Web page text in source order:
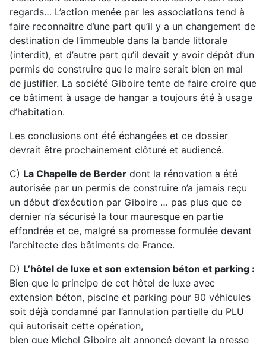
regards… L’action menée par les associations tend à
faire reconnaître d’une part qu’il y a un changement de
destination de l’immeuble dans la bande littorale
(interdit), et d’autre part qu’il devait y avoir dépôt d’un
permis de construire que le maire serait bien en mal
de justifier. La société Giboire tente de faire croire que
ce bâtiment à usage de hangar a toujours été à usage
d’habitation.
Les conclusions ont été échangées et ce dossier
devrait être prochainement clôturé et audiencé.
C) La Chapelle de Berder dont la rénovation a été
autorisée par un permis de construire n’a jamais reçu
un début d’exécution par Giboire … pas plus que ce
dernier n’a sécurisé la tour mauresque en partie
effondrée et ce, malgré sa promesse formulée devant
l’architecte des bâtiments de France.
D) L’hôtel de luxe et son extension béton et parking :
Bien que le principe de cet hôtel de luxe avec
extension béton, piscine et parking pour 90 véhicules
soit déjà condamné par l’annulation partielle du PLU
qui autorisait cette opération,
bien que Michel Giboire ait annoncé devant la presse